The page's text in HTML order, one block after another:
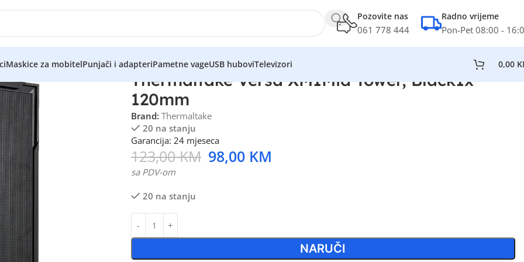
Pozovite nas
061 778 444
Radno vrijeme
Pon-Pet 08:00 -
Maskice za mobitelPunjači i adapteriPametne vageUSB huboviTelevizori 0,00
Thermaltake Versa XM1Mid Tower, Black1x
120mm
Brand: Thermaltake
20 na stanju
Garancija: 24 mjeseca
123,00KM 98,00 KM
sa PDV-om
20 na stanju
NARUČI